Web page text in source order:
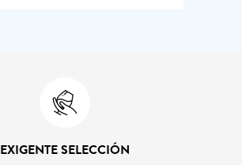
EXIGENTE SELECCIÓN